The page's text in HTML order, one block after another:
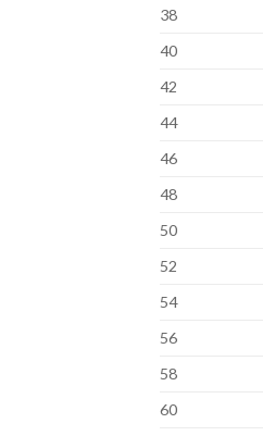
38
40
42
44
46
48
50
52
54
56
58
60